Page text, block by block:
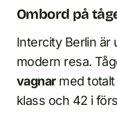
Ombord på
Intercity Berlin är
modern resa.
vagnarmed totalt
klass och 42 i